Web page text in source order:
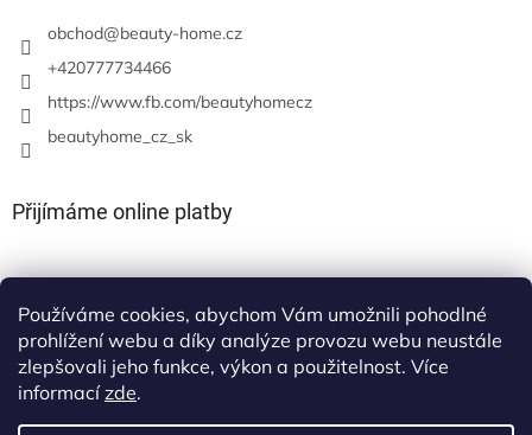
Používáme cookies, abychom Vám umožnili pohodlné
prohlížení webu a díky analýze provozu webu neustále
zlepšovali jeho funkce, výkon a použitelnost. Více
informacízde.
obchod@beauty-home.cz
+420777734466
https://www.fb.com/beautyhomecz
beautyhome_cz_sk
Přijímáme online platby